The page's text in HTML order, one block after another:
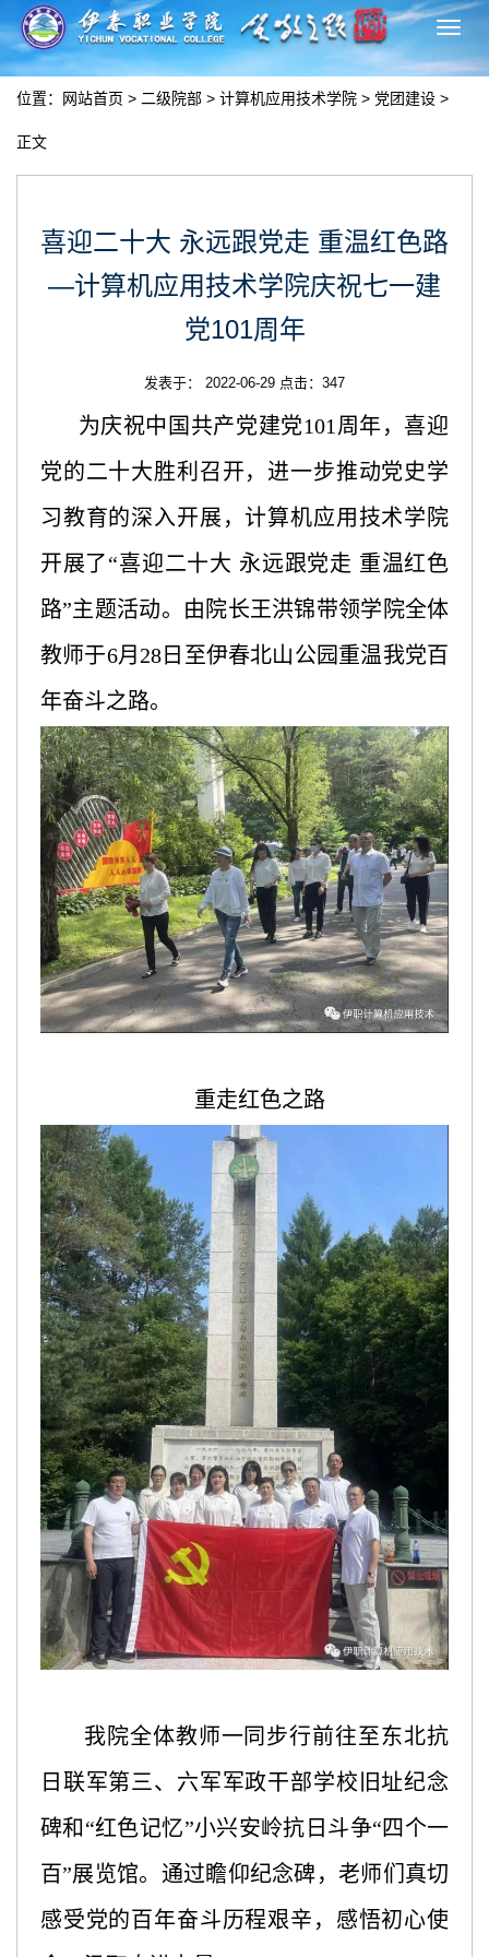
切
换
导
位置： 网站首页 > 二级院部 > 计算机应用技术学院 > 党团建设 >
正文
喜迎二十大 永远跟党走 重温红色路
—计算机应用技术学院庆祝七一建
党101周年
发表于： 2022-06-29 点击： 347
为庆祝中国共产党建党101周年，喜迎
党的二十大胜利召开，进一步推动党史学
习教育的深入开展，计算机应用技术学院
开展了“喜迎二十大 永远跟党走 重温红色
路”主题活动。由院长王洪锦带领学院全体
教师于6月28日至伊春北山公园重温我党百
年奋斗之路。
重走红色之路
我院全体教师一同步行前往至东北抗
日联军第三、六军军政干部学校旧址纪念
碑和“红色记忆”小兴安岭抗日斗争“四个一
百”展览馆。通过瞻仰纪念碑，老师们真切
感受党的百年奋斗历程艰辛，感悟初心使